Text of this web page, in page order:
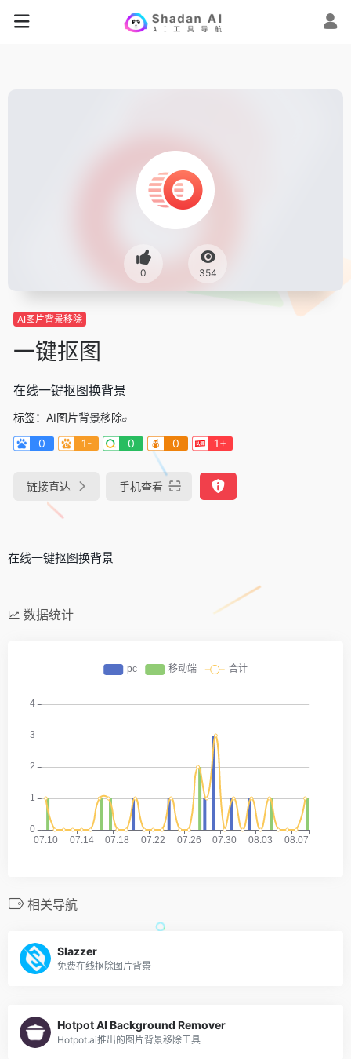
0 354
AI图片背景移除
一键抠图
在线一键抠图换背景
标签： AI图片背景移除
0
1- 0 0 1+
链接直达 手机查看
在线一键抠图换背景
数据统计
相关导航
Slazzer
免费在线抠除图片背景
Hotpot AI Background Remover
Hotpot.ai推出的图片背景移除工具